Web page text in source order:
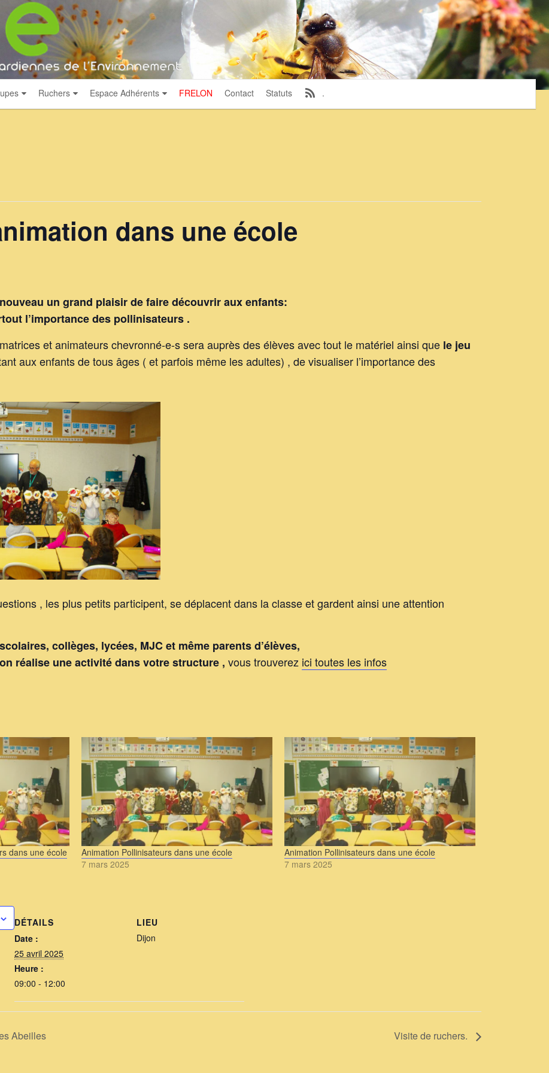
Ruchers Espace Adhérents FRELON Contact Statuts .
dans une école
un grand plaisir de faire découvrir aux enfants:
l’importance des pollinisateurs .
et animateurs chevronné-e-s sera auprès des élèves avec tout le matériel ainsi que le jeu
aux enfants de tous âges ( et parfois même les adultes) , de visualiser l’importance des
, les plus petits participent, se déplacent dans la classe et gardent ainsi une attention
collèges, lycées, MJC et même parents d’élèves,
réalise une activité dans votre structure ,vous trouverez ici toutes les infos
dans une école
Animation Pollinisateurs dans une école
7 mars 2025
Animation Pollinisateurs dans une école
7 mars 2025
DÉTAILS
Date :
25 avril 2025
Heure :
09:00 - 12:00
LIEU
Dijon
Abeilles Visite de ruchers.